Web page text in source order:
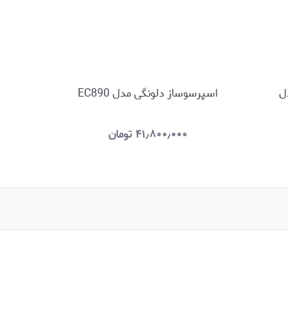
اسپرسوساز دلونگی مدل EC890
۴۱٫۸۰۰٫۰۰۰ تومان